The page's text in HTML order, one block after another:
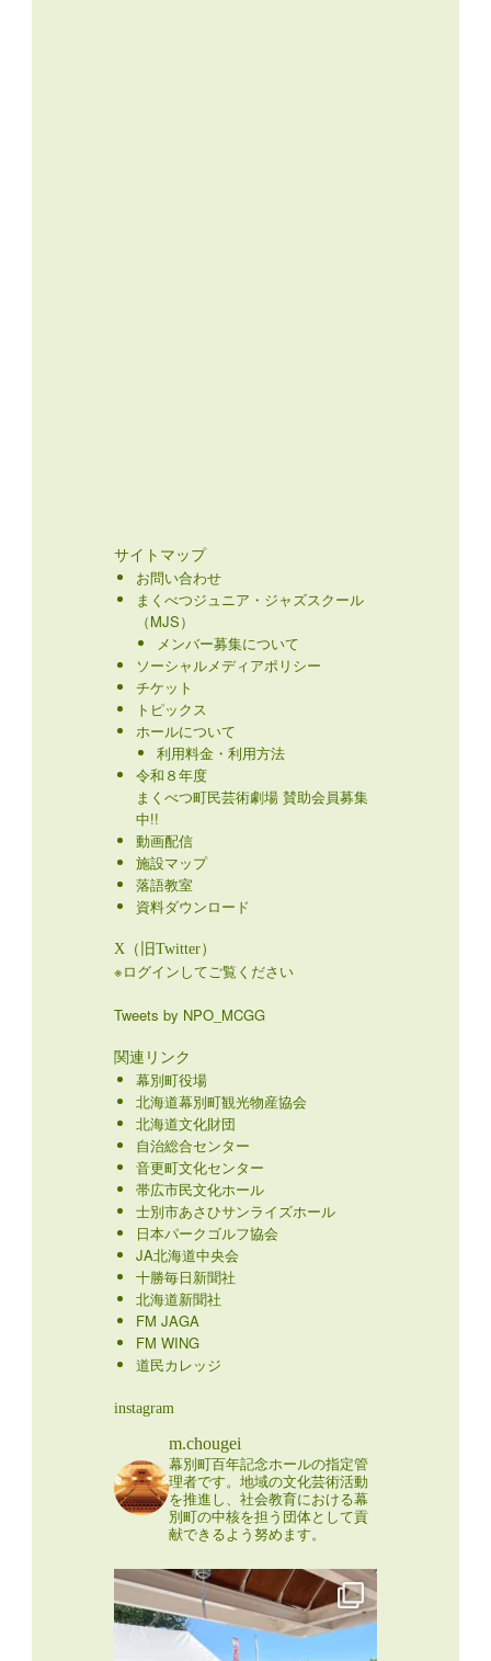
サイトマップ
お問い合わせ
まくべつジュニア・ジャズスクール
（MJS）
メンバー募集について
ソーシャルメディアポリシー
チケット
トピックス
ホールについて
利用料金・利用方法
令和８年度
まくべつ町民芸術劇場 賛助会員募集
中!!
動画配信
施設マップ
落語教室
資料ダウンロード
X（旧Twitter）
※ログインしてご覧ください
Tweets by NPO_MCGG
関連リンク
幕別町役場
北海道幕別町観光物産協会
北海道文化財団
自治総合センター
音更町文化センター
帯広市民文化ホール
士別市あさひサンライズホール
日本パークゴルフ協会
JA北海道中央会
十勝毎日新聞社
北海道新聞社
FM JAGA
FM WING
道民カレッジ
instagram
m.chougei
幕別町百年記念ホールの指定管
理者です。地域の文化芸術活動
を推進し、社会教育における幕
別町の中核を担う団体として貢
献できるよう努めます。